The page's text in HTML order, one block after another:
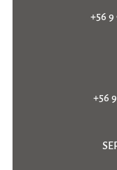
+56 9
+56